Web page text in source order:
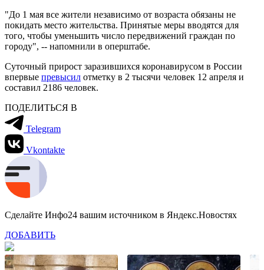
"До 1 мая все жители независимо от возраста обязаны не
покидать место жительства. Принятые меры вводятся для
того, чтобы уменьшить число передвижений граждан по
городу", -- напомнили в оперштабе.
Суточный прирост заразившихся коронавирусом в России
впервые превысил отметку в 2 тысячи человек 12 апреля и
составил 2186 человек.
ПОДЕЛИТЬСЯ В
Telegram
Vkontakte
Сделайте Инфо24 вашим источником в Яндекс.Новостях
ДОБАВИТЬ